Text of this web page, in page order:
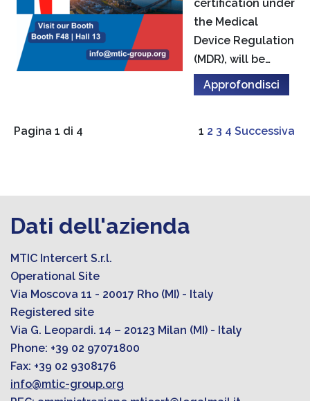
certification under
the Medical
Device Regulation
(MDR), will be…
Approfondisci
Pagina 1 di 4 1 2 3 4 Successiva
Dati dell'azienda
MTIC Intercert S.r.l.
Operational Site
Via Moscova 11 - 20017 Rho (MI) - Italy
Registered site
Via G. Leopardi. 14 – 20123 Milan (MI) - Italy
Phone: +39 02 97071800
Fax: +39 02 9308176
info@mtic-group.org